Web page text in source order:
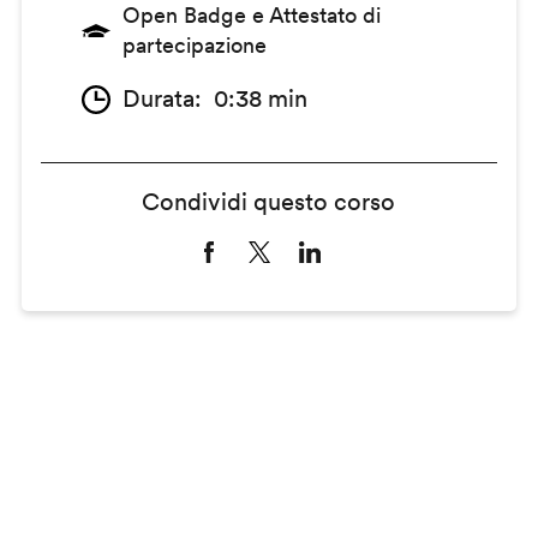
Open Badge e Attestato di
partecipazione
Durata 0:38 min
Condividi questo corso